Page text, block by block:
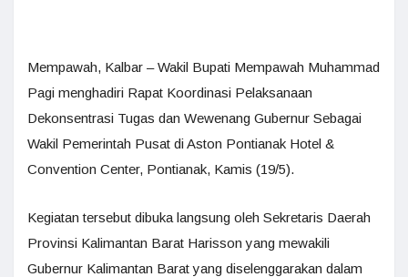
Mempawah, Kalbar – Wakil Bupati Mempawah Muhammad
Pagi menghadiri Rapat Koordinasi Pelaksanaan
Dekonsentrasi Tugas dan Wewenang Gubernur Sebagai
Wakil Pemerintah Pusat di Aston Pontianak Hotel &
Convention Center, Pontianak, Kamis (19/5).
Kegiatan tersebut dibuka langsung oleh Sekretaris Daerah
Provinsi Kalimantan Barat Harisson yang mewakili
Gubernur Kalimantan Barat yang diselenggarakan dalam